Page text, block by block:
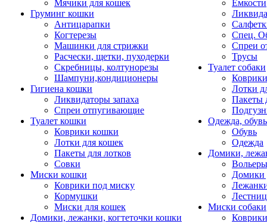
Мячики для кошек
Груминг кошки
Антицарапки
Когтерезы
Машинки для стрижки
Расчески, щетки, пуходерки
Скребницы, колтунорезы
Шампуни,кондиционеры
Гигиена кошки
Ликвидаторы запаха
Спреи отпугивающие
Туалет кошки
Коврики кошки
Лотки для кошек
Пакеты для лотков
Совки
Миски кошки
Коврики под миску
Кормушки
Миски для кошек
Домики, лежанки, когтеточки кошки
Емкости
Спец.
Спреи
Трусы
Туалет собаки
Коврики
Лотки
Пакеты
Одежда, обувь
Обувь
Одежда
Домики,
Домики
Миски собаки